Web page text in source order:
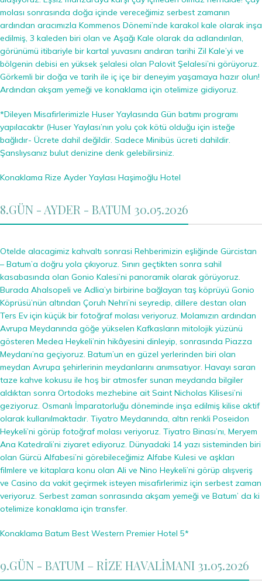
molası sonrasında doğa içinde vereceğimiz serbest zamanın
ardından aracımızla Kommenos Dönemi’nde karakol kale olarak inşa
edilmiş, 3 kaleden biri olan ve Aşağı Kale olarak da adlandırılan,
görünümü itibariyle bir kartal yuvasını andıran tarihi Zil Kale’yi ve
bölgenin debisi en yüksek şelalesi olan Palovit Şelalesi’ni görüyoruz.
Görkemli bir doğa ve tarih ile iç içe bir deneyim yaşamaya hazır olun!
Ardından akşam yemeği ve konaklama için otelimize gidiyoruz.
*Dileyen Misafirlerimizle Huser Yaylasında Gün batımı programı
yapılacaktır (Huser Yaylası’nın yolu çok kötü olduğu için isteğe
bağlıdır- Ücrete dahil değildir. Sadece Minibüs ücreti dahildir.
Şanslıysanız bulut denizine denk gelebilirsiniz.
Konaklama Rize Ayder Yaylası Haşimoğlu Hotel
8.GÜN - AYDER - BATUM 30.05.2026
Otelde alacagimiz kahvaltı sonrasi Rehberimizin eşliğinde Gürcistan
– Batum’a doğru yola çıkıyoruz. Sınırı geçtikten sonra sahil
kasabasında olan Gonio Kalesi’ni panoramik olarak görüyoruz.
Burada Ahalsopeli ve Adlia’yı birbirine bağlayan taş köprüyü Gonio
Köprüsü’nün altından Çoruh Nehri’ni seyredip, dillere destan olan
Ters Ev için küçük bir fotoğraf molası veriyoruz. Molamızın ardından
Avrupa Meydanında göğe yükselen Kafkasların mitolojik yüzünü
gösteren Medea Heykeli’nin hikâyesini dinleyip, sonrasında Piazza
Meydanı’na geçiyoruz. Batum’un en güzel yerlerinden biri olan
meydan Avrupa şehirlerinin meydanlarını anımsatıyor. Havayı saran
taze kahve kokusu ile hoş bir atmosfer sunan meydanda bilgiler
aldıktan sonra Ortodoks mezhebine ait Saint Nicholas Kilisesi’ni
geziyoruz. Osmanlı İmparatorluğu döneminde inşa edilmiş kilise aktif
olarak kullanılmaktadır. Tiyatro Meydanında, altın renkli Poseidon
Heykeli’ni görüp fotoğraf molası veriyoruz. Tiyatro Binası’nı, Meryem
Ana Katedrali’ni ziyaret ediyoruz. Dünyadaki 14 yazı sisteminden biri
olan Gürcü Alfabesi’ni görebileceğimiz Alfabe Kulesi ve aşkları
filmlere ve kitaplara konu olan Ali ve Nino Heykeli’ni görüp alışveriş
ve Casino da vakit geçirmek isteyen misafirlerimiz için serbest zaman
veriyoruz. Serbest zaman sonrasında akşam yemeği ve Batum’ da ki
otelimize konaklama için transfer.
Konaklama Batum Best Western Premier Hotel 5*
9.GÜN - BATUM – RİZE HAVALİMANI 31.05.2026